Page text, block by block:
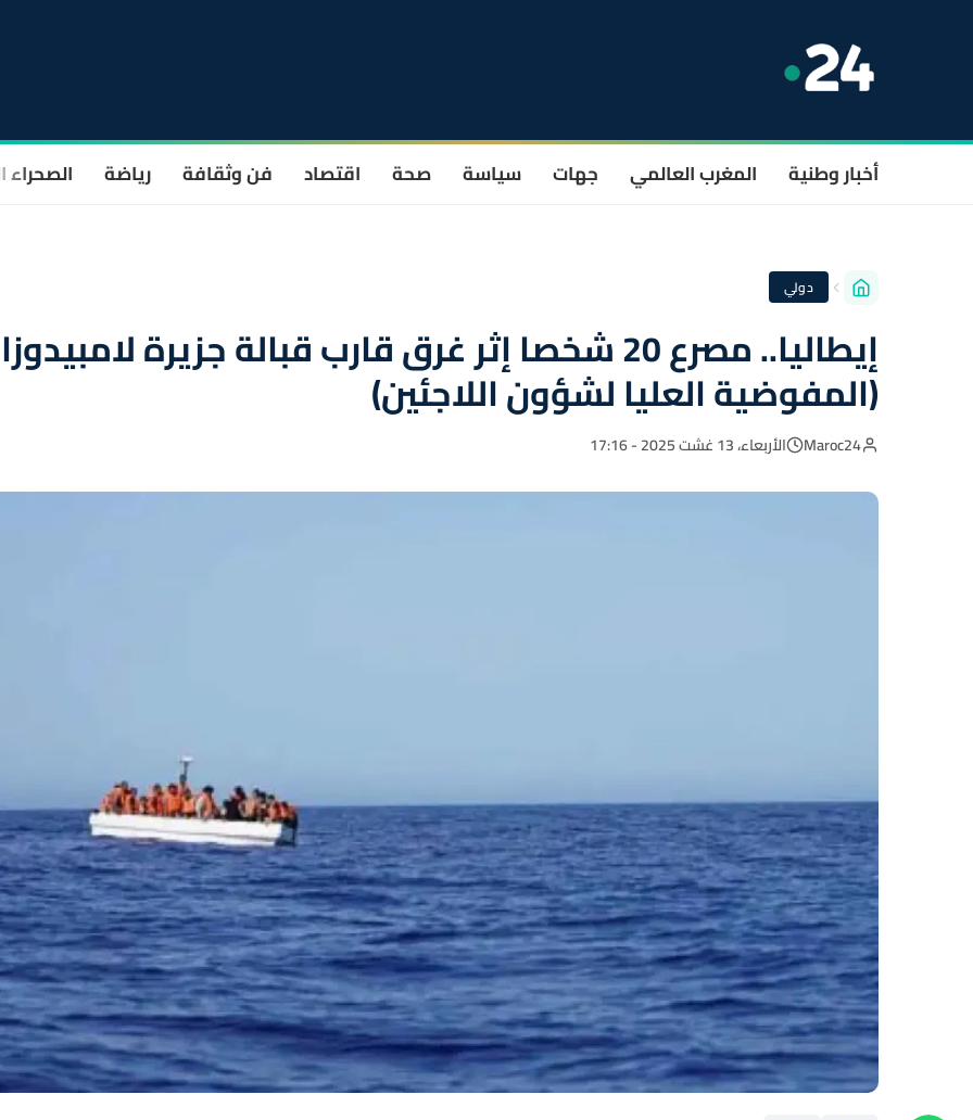
أخبار وطنية المغرب العالمي جهات سياسة صحة اقتصاد فن وثقافة رياضة الصحراء
دولي
إيطاليا.. مصرع 20 شخصا إثر غرق قارب قبالة جزيرة لامبيدوزا
(المفوضية العليا لشؤون اللاجئين)
Maroc24 الأربعاء، 13 غشت 2025 - 17:16